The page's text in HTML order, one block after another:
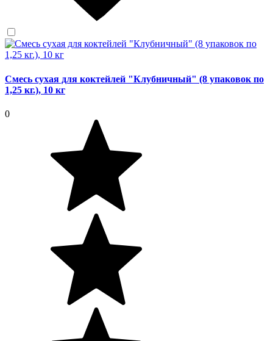
Смесь сухая для коктейлей "Клубничный" (8 упаковок по
1,25 кг.), 10 кг
0